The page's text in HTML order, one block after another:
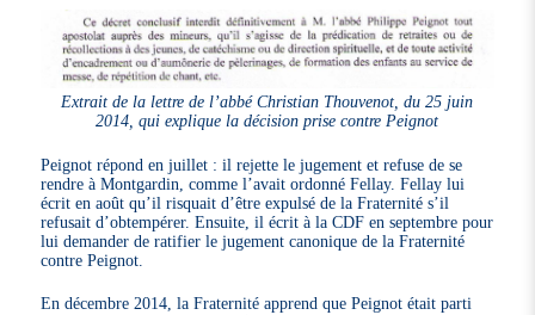
Extrait de la lettre de l’abbé Christian Thouvenot, du 25 juin
2014, qui explique la décision prise contre Peignot
Peignot répond en juillet : il rejette le jugement et refuse de se
rendre à Montgardin, comme l’avait ordonné Fellay. Fellay lui
écrit en août qu’il risquait d’être expulsé de la Fraternité s’il
refusait d’obtempérer. Ensuite, il écrit à la CDF en septembre pour
lui demander de ratifier le jugement canonique de la Fraternité
contre Peignot.
En décembre 2014, la Fraternité apprend que Peignot était parti